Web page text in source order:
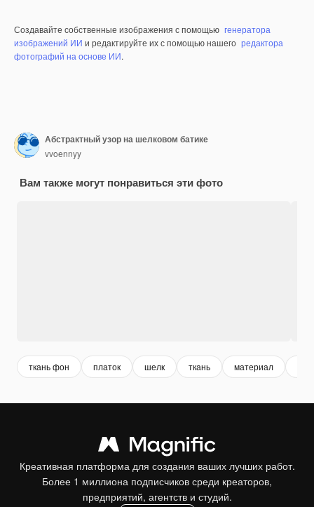
Создавайте собственные изображения с помощью генератора
изображений ИИ и редактируйте их с помощью нашего редактора
фотографий на основе ИИ.
Абстрактный узор на шелковом батике
vvoennyy
Вам также могут понравиться эти фото
ткань фон платок шелк ткань материал
Креативная платформа для создания ваших лучших работ.
Более 1 миллиона подписчиков среди креаторов,
предприятий, агентств и студий.